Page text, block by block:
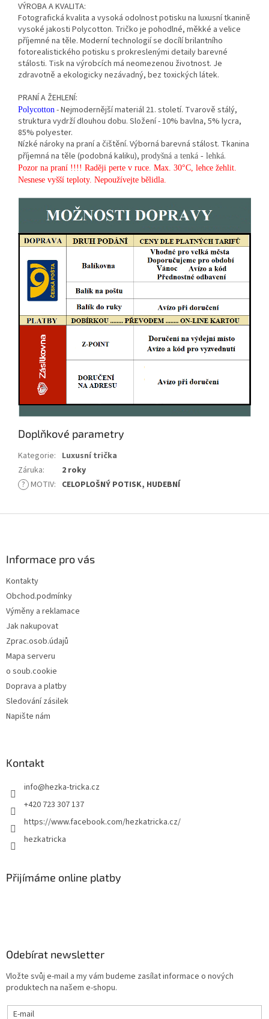
VÝROBA A KVALITA:
Fotografická kvalita a vysoká odolnost potisku na luxusní tkanině
vysoké jakosti Polycotton. Tričko je pohodlné, měkké a velice
příjemné na těle. Moderní technologií se docílí brilantního
fotorealistického potisku s prokreslenými detaily barevné
stálosti. Tisk na výrobcích má neomezenou životnost. Je
zdravotně a ekologicky nezávadný, bez toxických látek.
PRANÍ A ŽEHLENÍ:
Polycotton - Nejmodernější materiál 21. století. Tvarově stálý,
struktura vydrží dlouhou dobu. Složení - 10% bavlna, 5% lycra,
85% polyester.
Nízké nároky na praní a čištění. Výborná barevná stálost. Tkanina
příjemná na těle (podobná kaliku), prodyšná a tenká - lehká.
Pozor na praní !!!! Raději perte v ruce. Max. 30°C, lehce žehlit.
Nesnese vyšší teploty. Nepoužívejte bělidla.
Doplňkové parametry
Kategorie: Luxusní trička
Záruka:
2 roky
? MOTIV: CELOPLOŠNÝ POTISK, HUDEBNÍ
Informace pro vás
Kontakty
Obchod.podmínky
Výměny a reklamace
Jak nakupovat
Zprac.osob.údajů
Mapa serveru
o soub.cookie
Doprava a platby
Sledování zásilek
Napište nám
Kontakt
info@hezka-tricka.cz
+420 723 307 137
https://www.facebook.com/hezkatricka.cz/
hezkatricka
Přijímáme online platby
Odebírat newsletter
Vložte svůj e-mail a my vám budeme zasílat informace o nových
produktech na našem e-shopu.
E-mail